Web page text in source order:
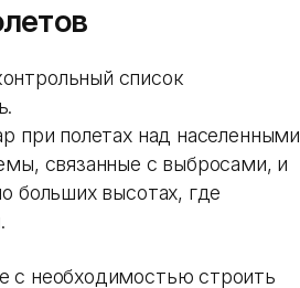
список
при полетах над населенными
связанные с выбросами, и
больших высотах, где
с необходимостью строить